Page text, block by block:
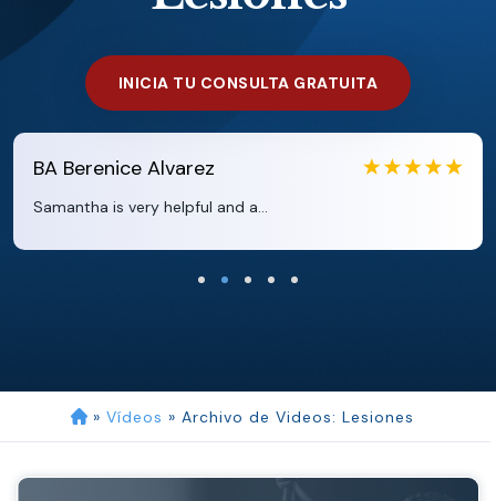
INICIA TU CONSULTA GRATUITA
EB Eboni Bowie
Clara extremely helpful and ve...
» Vídeos » Archivo de Videos: Lesiones